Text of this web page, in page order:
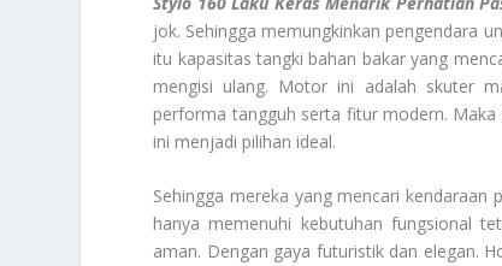
jok. Sehingga memungkinkan pengendara
itu kapasitas tangki bahan bakar yang
mengisi ulang. Motor ini adalah skuter
performa tangguh serta fitur modern.
ini menjadi pilihan ideal.
Sehingga mereka yang mencari
hanya memenuhi kebutuhan fungsional
aman. Dengan gaya futuristik dan elegan.